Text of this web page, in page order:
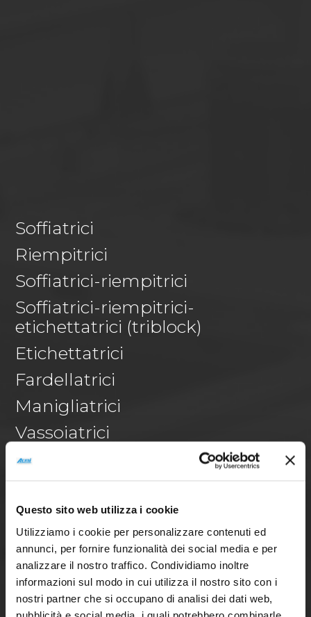
Questo sito web utilizza i cookie
Utilizziamo i cookie per personalizzare contenuti ed
annunci, per fornire funzionalità dei social media e per
analizzare il nostro traffico. Condividiamo inoltre
informazioni sul modo in cui utilizza il nostro sito con i
nostri partner che si occupano di analisi dei dati web,
pubblicità e social media, i quali potrebbero combinarle
Le linee PET di ACMI sono un vero e proprio
prodotto di largo consumo, se così si può dire, in
Soffiatrici
Riempitrici
Soffiatrici-riempitrici
Soffiatrici-riempitrici-
etichettatrici (triblock)
Etichettatrici
Fardellatrici
Manigliatrici
Vassoiatrici
Palettizzatori
Wrap-around